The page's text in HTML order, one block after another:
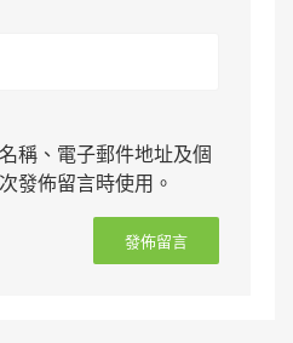
稱、電子郵件地址及個
發佈留言時使用。